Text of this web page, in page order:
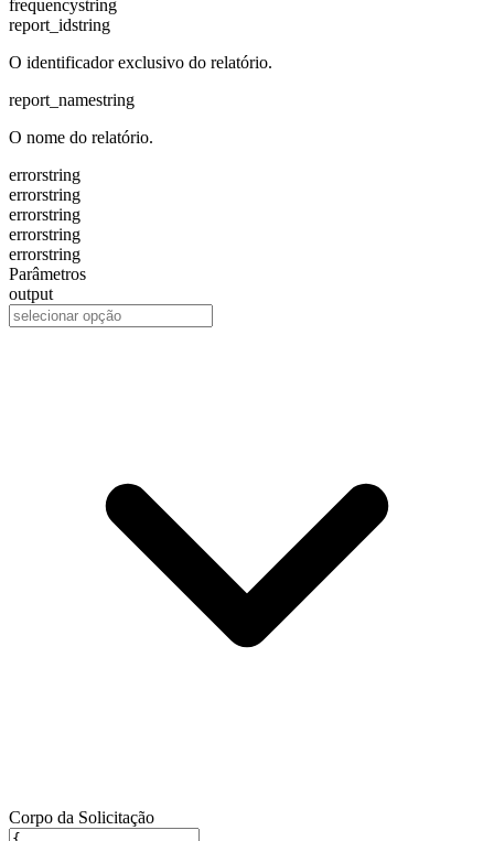
frequencystring
report_idstring
O identificador exclusivo do relatório.
report_namestring
O nome do relatório.
errorstring
errorstring
errorstring
errorstring
errorstring
Parâmetros
output
Corpo da Solicitação